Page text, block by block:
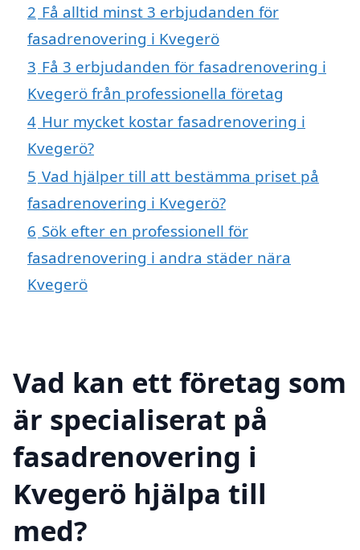
2 Få alltid minst 3 erbjudanden för
fasadrenovering i Kvegerö
3 Få 3 erbjudanden för fasadrenovering i
Kvegerö från professionella företag
4 Hur mycket kostar fasadrenovering i
Kvegerö?
5 Vad hjälper till att bestämma priset på
fasadrenovering i Kvegerö?
6 Sök efter en professionell för
fasadrenovering i andra städer nära
Kvegerö
Vad kan ett företag som
är specialiserat på
fasadrenovering i
Kvegerö hjälpa till
med?